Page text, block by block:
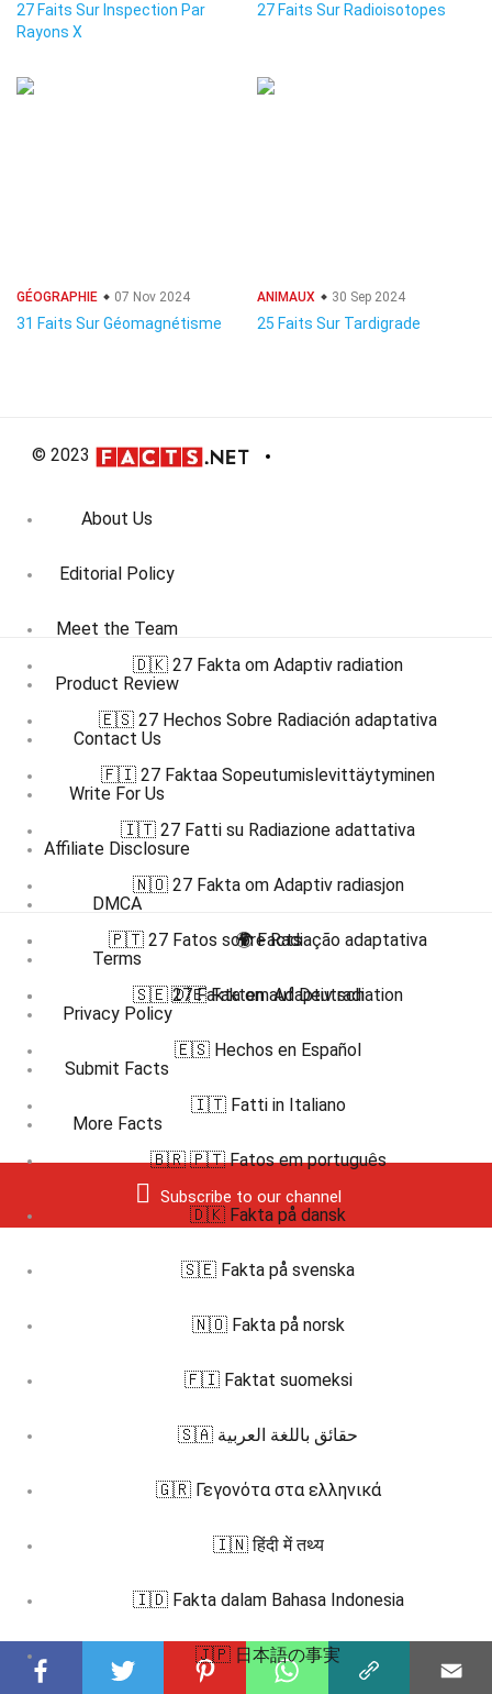
27 Faits Sur Inspection Par
Rayons X
27 Faits Sur Radioisotopes
GÉOGRAPHIE 07 Nov 2024
31 Faits Sur Géomagnétisme
ANIMAUX 30 Sep 2024
25 Faits Sur Tardigrade
© 2023
About Us
Editorial Policy
Meet the Team
Product Review
Contact Us
Write For Us
Affiliate Disclosure
DMCA
Terms
Privacy Policy
Submit Facts
More Facts
Subscribe to our channel
🇩🇰 27 Fakta om Adaptiv radiation
🇪🇸 27 Hechos Sobre Radiación adaptativa
🇫🇮 27 Faktaa Sopeutumislevittäytyminen
🇮🇹 27 Fatti su Radiazione adattativa
🇳🇴 27 Fakta om Adaptiv radiasjon
🇵🇹 27 Fatos sobre Radiação adaptativa
🇸🇪 27 Fakta om Adaptiv radiation
🌍 Facts
🇩🇪 Fakten auf Deutsch
🇪🇸 Hechos en Español
🇮🇹 Fatti in Italiano
🇧🇷 🇵🇹 Fatos em português
🇩🇰 Fakta på dansk
🇸🇪 Fakta på svenska
🇳🇴 Fakta på norsk
🇫🇮 Faktat suomeksi
🇸🇦 حقائق باللغة العربية
🇬🇷 Γεγονότα στα ελληνικά
🇮🇳 हिंदी में तथ्य
🇮🇩 Fakta dalam Bahasa Indonesia
🇯🇵 日本語の事実